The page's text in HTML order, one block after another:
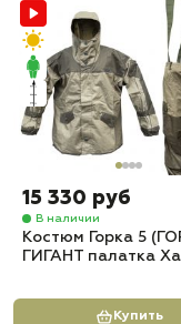
15 330 руб
В наличии
Костюм Горка 5
ГИГАНТ палатка
Купить